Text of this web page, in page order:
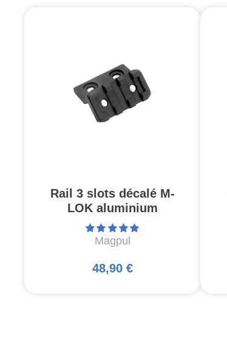
Rail 3 slots décalé M-
LOK aluminium
Magpul
48,90 €